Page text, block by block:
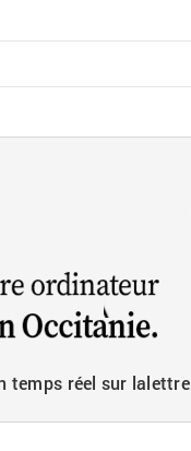
réel sur